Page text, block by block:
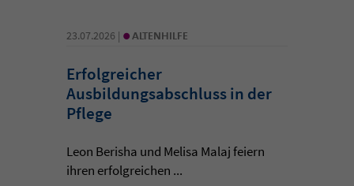
23.07.2026 | • ALTENHILFE
Erfolgreicher
Ausbildungsabschluss in der
Pflege
Leon Berisha und Melisa Malaj feiern
ihren erfolgreichen ...